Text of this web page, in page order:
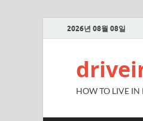
2026년 08월 08일
HOW TO LIVE IN